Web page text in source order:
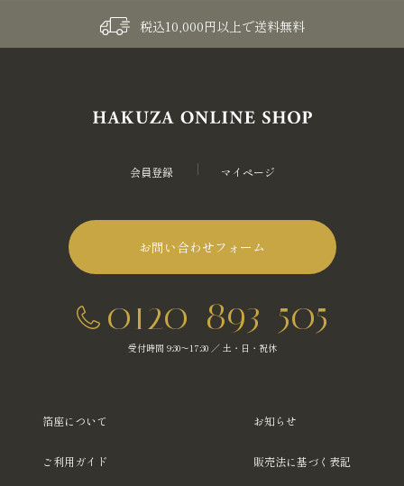
税込10,000円以上で送料無料
会員登録 マイページ
お問い合わせフォーム
0120-893-505
受付時間 9:30～17:30 ／ 土・日・祝休
箔座について
ご利用ガイド
お知らせ
販売法に基づく表記